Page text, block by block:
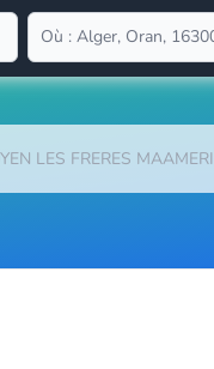
LES FRERES MAAMERI